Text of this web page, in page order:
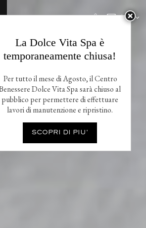
Ita
La Dolce Vita Spa è
temporaneamente chiusa!
Per tutto il mese di Agosto, il Centro
Dolce Vita Spa sarà chiuso al
pubblico per permettere di effettuare
lavori di manutenzione e ripristino.
SCOPRI DI PIU'